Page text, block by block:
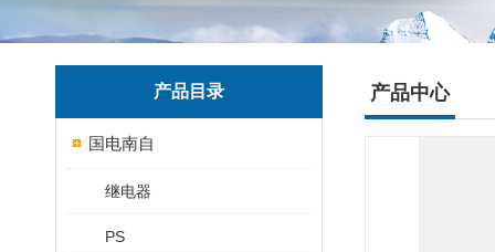
产品目录
国电南自
继电器
PS
产品中心